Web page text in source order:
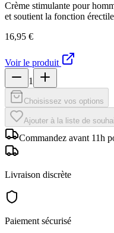
Crème stimulante pour
et soutient la fonction
16,95 €
Voir le produit
1
Choisissez vos options
Ajouter à la liste de
Commandez avant 11h
Livraison discrète
Paiement sécurisé